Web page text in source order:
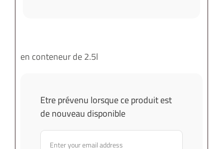
en conteneur de 2.5l
Etre prévenu lorsque ce produit est
de nouveau disponible